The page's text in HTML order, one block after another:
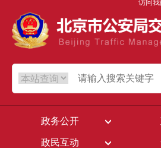
访问我
政务公开
政民互动